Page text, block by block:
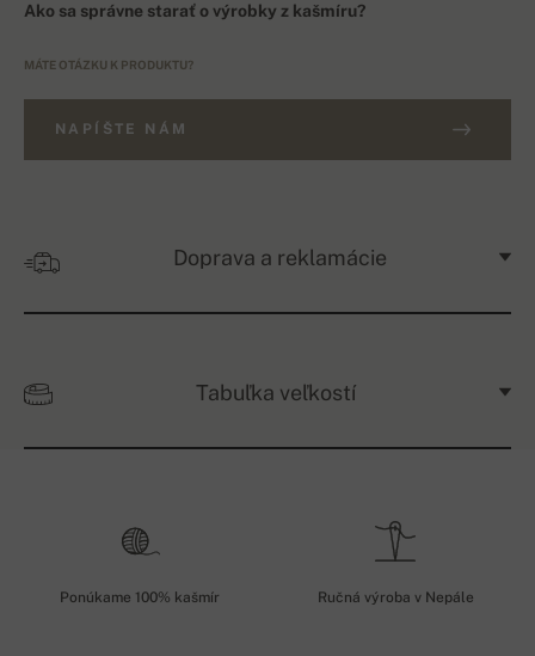
Ako sa správne starať o výrobky z kašmíru?
MÁTE OTÁZKU K PRODUKTU?
NAPÍŠTE NÁM
Doprava a reklamácie
Tabuľka veľkostí
Ponúkame 100% kašmír Ručná výroba v Nepále